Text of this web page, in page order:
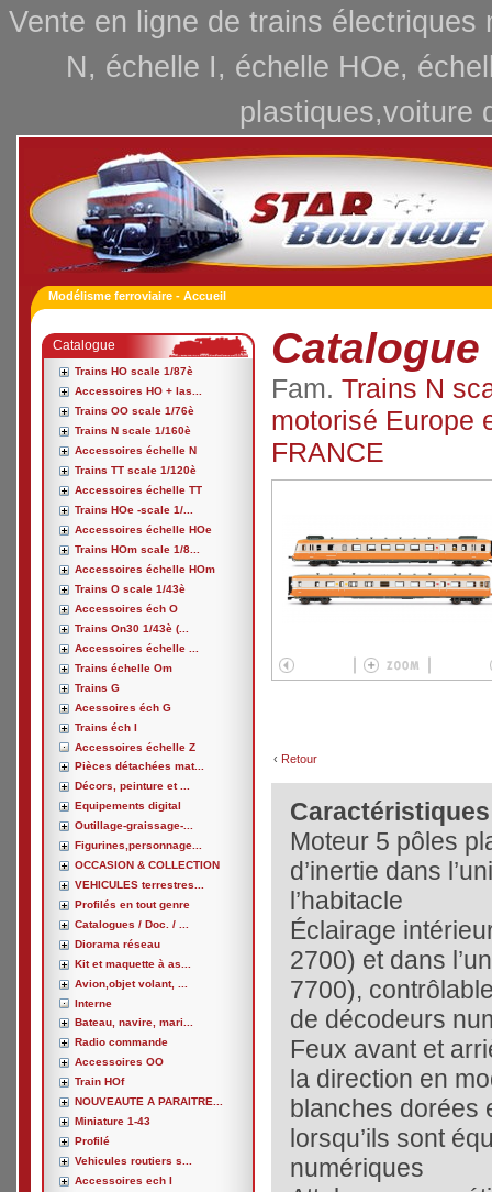
Vente en ligne de trains
N, échelle I, échelle HOe,
plastiques,voiture
Modélisme ferroviaire - Accueil
Catalogue
Trains HO scale 1/87è
Accessoires HO + las...
Trains OO scale 1/76è
Trains N scale 1/160è
Accessoires échelle N
Trains TT scale 1/120è
Accessoires échelle TT
Trains HOe -scale 1/...
Accessoires échelle HOe
Trains HOm scale 1/8...
Accessoires échelle HOm
Trains O scale 1/43è
Accessoires éch O
Trains On30 1/43è (...
Accessoires échelle ...
Trains échelle Om
Trains G
Acessoires éch G
Trains éch I
Accessoires échelle Z
Pièces détachées mat...
Décors, peinture et ...
Equipements digital
Outillage-graissage-...
Figurines,personnage...
OCCASION & COLLECTION
VEHICULES terrestres...
Profilés en tout genre
Catalogues / Doc. / ...
Diorama réseau
Kit et maquette à as...
Avion,objet volant, ...
Interne
Bateau, navire, mari...
Radio commande
Accessoires OO
Train HOf
NOUVEAUTE A PARAITRE...
Miniature 1-43
Profilé
Vehicules routiers s...
Accessoires ech I
Fam. Trains N
motorisé Europe
FRANCE
‹ Retour
Caractéristiques
Moteur 5 pôles
d’inertie dans
l’habitacle
Éclairage
2700) et dans
7700),
de décodeurs
Feux avant et
la direction en
blanches dorées
lorsqu’ils sont
numériques